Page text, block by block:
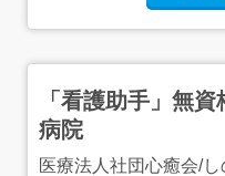
「看護助手」無
病院
医療法人社団心癒会/